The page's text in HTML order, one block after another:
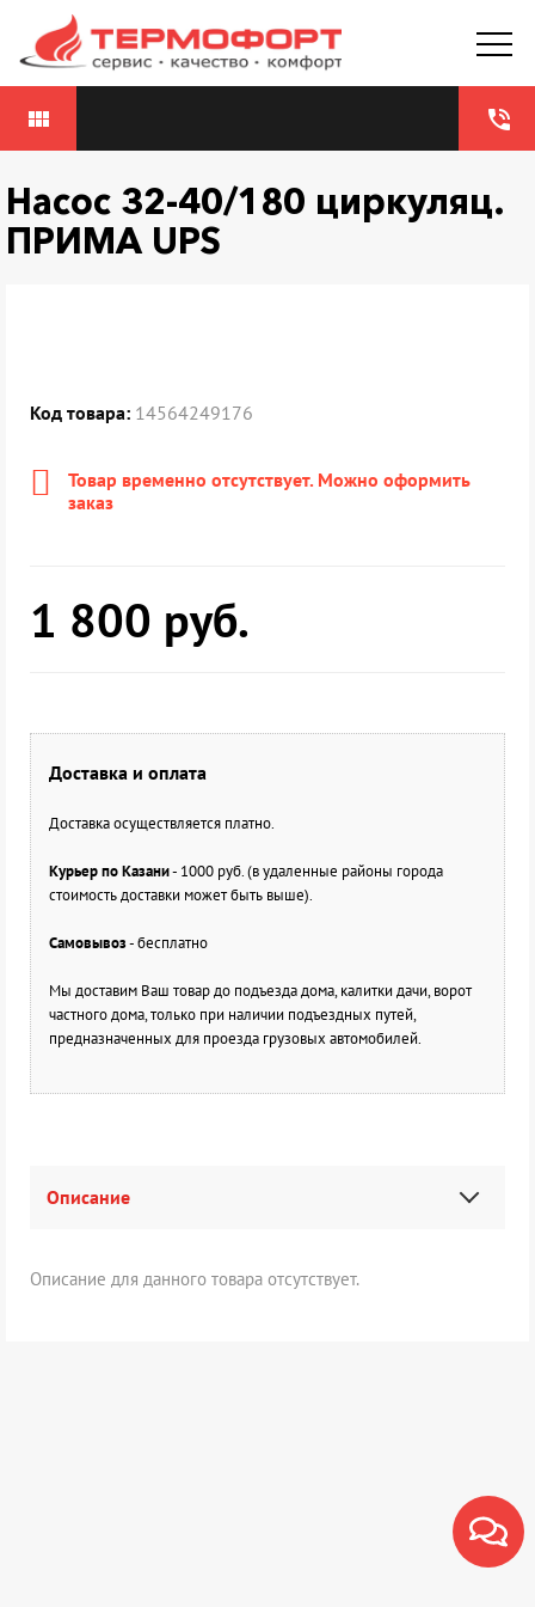
phone_in_talk
view_module
Насос 32-40/180 циркуляц.
ПРИМА UPS
Код товара: 14564249176
Товар временно отсутствует. Можно оформить
заказ
1 800 руб.
Доставка и оплата
Доставка осуществляется платно.
Курьер по Казани- 1000 руб. (в удаленные районы города
стоимость доставки может быть выше).
Самовывоз- бесплатно
Мы доставим Ваш товар до подъезда дома, калитки дачи, ворот
частного дома, только при наличии подъездных путей,
предназначенных для проезда грузовых автомобилей.
Описание
Описание для данного товара отсутствует.